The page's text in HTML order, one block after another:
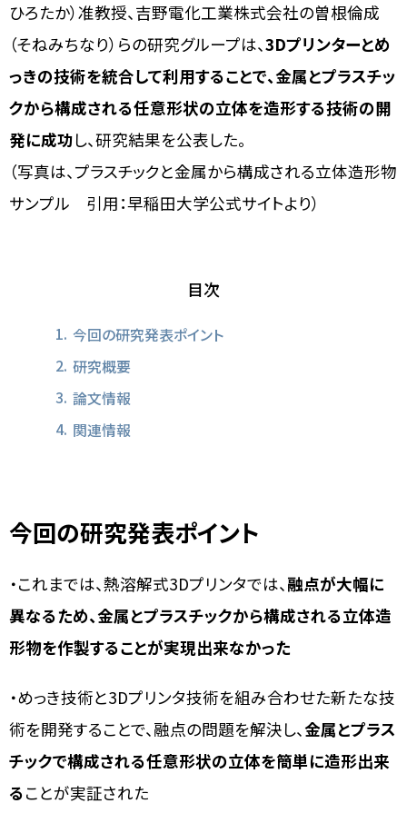
ひろたか）准教授、吉野電化工業株式会社の曽根倫成
（そねみちなり）らの研究グループは、3Dプリンターとめ
っきの技術を統合して利用することで、金属とプラスチッ
クから構成される任意形状の立体を造形する技術の開
発に成功し、研究結果を公表した。
（写真は、プラスチックと金属から構成される立体造形物
サンプル 引用：早稲田大学公式サイトより）
目次
今回の研究発表ポイント
研究概要
論文情報
関連情報
今回の研究発表ポイント
・これまでは、熱溶解式3Dプリンタでは、融点が大幅に
異なるため、金属とプラスチックから構成される立体造
形物を作製することが実現出来なかった
・めっき技術と3Dプリンタ技術を組み合わせた新たな技
術を開発することで、融点の問題を解決し、金属とプラス
チックで構成される任意形状の立体を簡単に造形出来
ることが実証された